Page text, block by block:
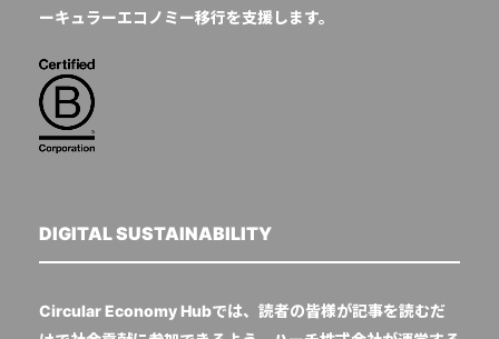
ーキュラーエコノミー移行を支援します。
DIGITAL SUSTAINABILITY
Circular Economy Hubでは、読者の皆様が記事を読むだ